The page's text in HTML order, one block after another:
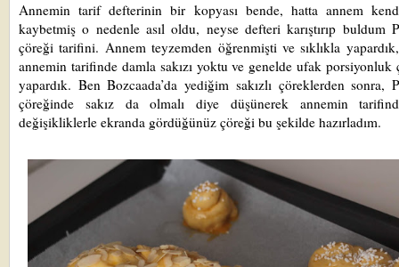
Annemin tarif defterinin bir kopyası bende, hatta annem
kaybetmiş o nedenle asıl oldu, neyse defteri karıştırıp buldum
çöreği tarifini. Annem teyzemden öğrenmişti ve sıklıkla
annemin tarifinde damla sakızı yoktu ve genelde ufak porsiyonluk
yapardık. Ben Bozcaada’da yediğim sakızlı çöreklerden sonra,
çöreğinde sakız da olmalı diye düşünerek annemin
değişikliklerle ekranda gördüğünüz çöreği bu şekilde hazırladım.